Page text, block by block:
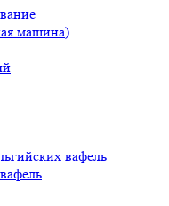
машина)
вафель